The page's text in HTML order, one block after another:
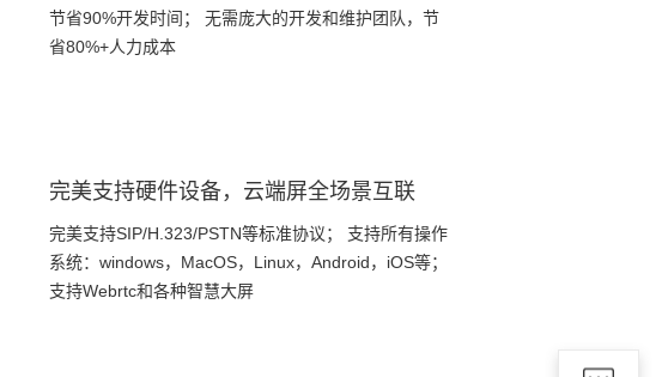
节省90%开发时间； 无需庞大的开发和维护团队，节
省80%+人力成本
完美支持硬件设备，云端屏全场景互联
完美支持SIP/H.323/PSTN等标准协议； 支持所有操作
系统：windows，MacOS，Linux，Android，iOS等；
支持Webrtc和各种智慧大屏